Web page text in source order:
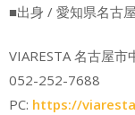
■出身 / 愛知県名古屋
VIARESTA 名古屋
052-252-7688
PC: https://